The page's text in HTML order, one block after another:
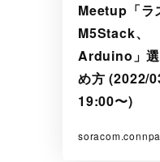
Meetup「ラ
M5Stack、
Arduino」
め方 (2022/
19:00〜)